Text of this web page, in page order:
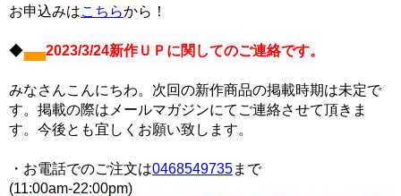
お申込みはこちらから！
◆ 2023/3/24新作ＵＰに関してのご連絡です。
みなさんこんにちわ。次回の新作商品の掲載時期は未定で
す。掲載の際はメールマガジンにてご連絡させて頂きま
す。今後とも宜しくお願い致します。
・お電話でのご注文は0468549735まで
(11:00am-22:00pm)